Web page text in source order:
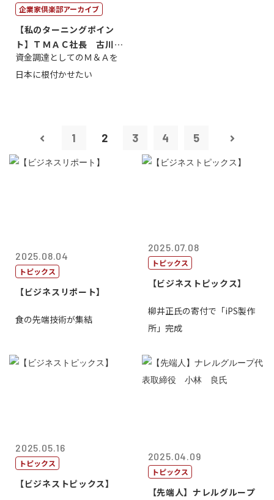
企業家倶楽部アーカイブ
【私のターニングポイン
ト】ＴＭＡＣ社長 古川英
一
資金調達としてのＭ＆Ａを
日本に根付かせたい
1 2 3 4 5
2025.08.04
トピックス
【ビジネスリポート】
食の先端技術が集結
2025.07.08
トピックス
【ビジネストピックス】
柳井正氏の寄付で「iPS製作
所」完成
2025.05.16
トピックス
【ビジネストピックス】
2025.04.09
トピックス
【先端人】ナレルグループ